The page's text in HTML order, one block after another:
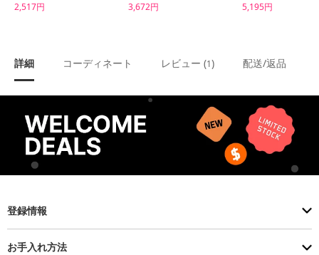
2,517円
3,672円
5,195円
詳細 コーディネート レビュー (1) 配送/返品
登録情報
お手入れ方法